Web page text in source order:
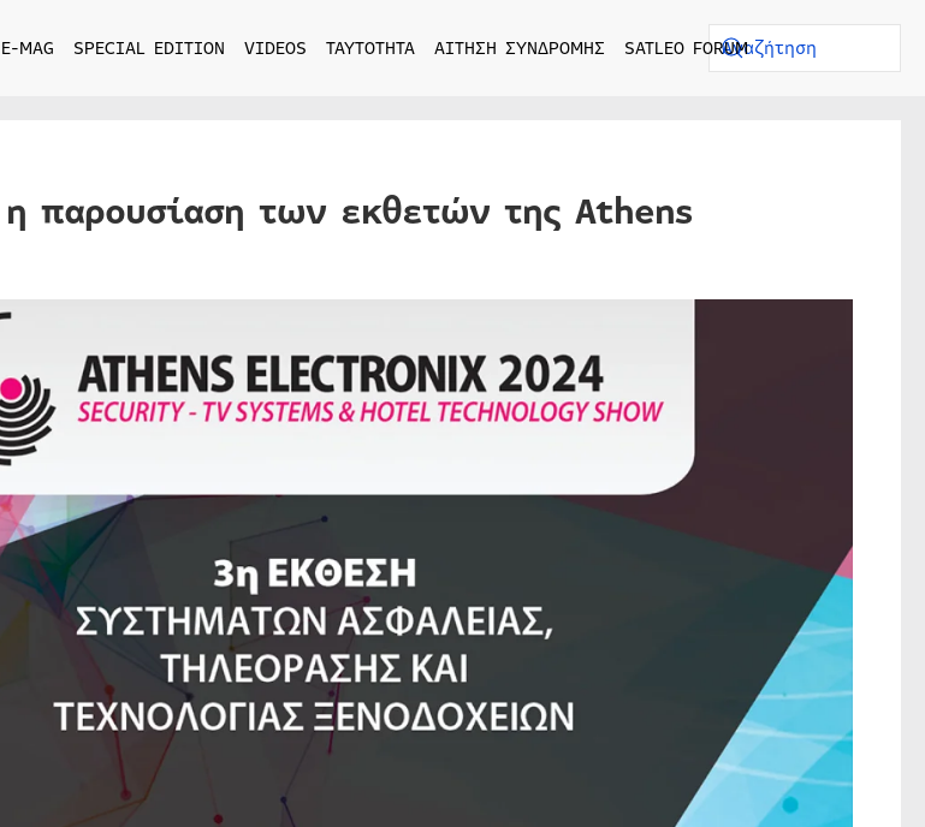
E-MAG SPECIAL EDITION VIDEOS ΤΑΥΤΟΤΗΤΑ ΑΙΤΗΣΗ ΣΥΝΔΡΟΜΗΣ SATLEO FORUM
η παρουσίαση των εκθετών της Athens